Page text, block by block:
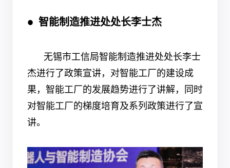
● 智能制造推进处处长李士杰
无锡市工信局智能制造推进处处长李士
杰进行了政策宣讲，对智能工厂的建设成
果，智能工厂的发展趋势进行了讲解，同时
对智能工厂的梯度培育及系列政策进行了宣
讲。